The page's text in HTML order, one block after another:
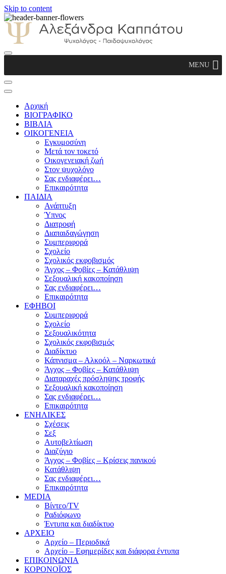
Skip to content
Ψυχολόγος – Παιδοψυχολόγος
MENU
Αρχική
ΒΙΟΓΡΑΦΙΚΟ
ΒΙΒΛΙΑ
ΟΙΚΟΓΕΝΕΙΑ
Εγκυμοσύνη
Μετά τον τοκετό
Οικογενειακή ζωή
Στον ψυχολόγο
Σας ενδιαφέρει…
Επικαιρότητα
ΠΑΙΔΙΑ
Ανάπτυξη
Ύπνος
Διατροφή
Διαπαιδαγώγηση
Συμπεριφορά
Σχολείο
Σχολικός εκφοβισμός
Άγχος – Φοβίες – Κατάθλιψη
Σεξουαλική κακοποίηση
Σας ενδιαφέρει…
Επικαιρότητα
ΕΦΗΒΟΙ
Συμπεριφορά
Σχολείο
Σεξουαλικότητα
Σχολικός εκφοβισμός
Διαδίκτυο
Κάπνισμα – Αλκοόλ – Ναρκωτικά
Άγχος – Φοβίες – Κατάθλιψη
Διαταραχές πρόσληψης τροφής
Σεξουαλική κακοποίηση
Σας ενδιαφέρει…
Επικαιρότητα
ΕΝΗΛΙΚΕΣ
Σχέσεις
Σεξ
Αυτοβελτίωση
Διαζύγιο
Άγχος – Φοβίες – Κρίσεις πανικού
Κατάθλιψη
Σας ενδιαφέρει…
Επικαιρότητα
MEDIA
Βίντεο/TV
Ραδιόφωνο
Έντυπα και διαδίκτυο
ΑΡΧΕΙΟ
Αρχείο – Περιοδικά
Αρχείο – Εφημερίδες και διάφορα έντυπα
ΕΠΙΚΟΙΝΩΝΙΑ
ΚΟΡΟΝΟΪΟΣ